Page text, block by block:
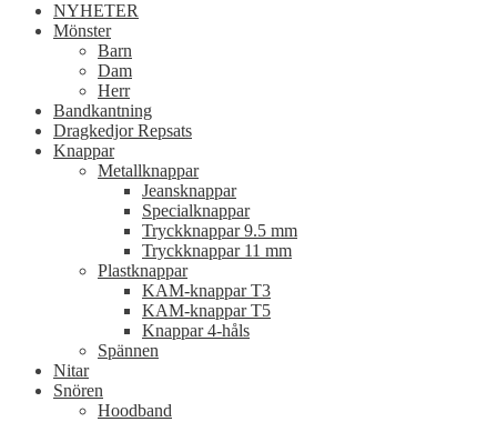
NYHETER
Mönster
Barn
Dam
Herr
Bandkantning
Dragkedjor Repsats
Knappar
Metallknappar
Jeansknappar
Specialknappar
Tryckknappar 9.5 mm
Tryckknappar 11 mm
Plastknappar
KAM-knappar T3
KAM-knappar T5
Knappar 4-håls
Spännen
Nitar
Snören
Hoodband